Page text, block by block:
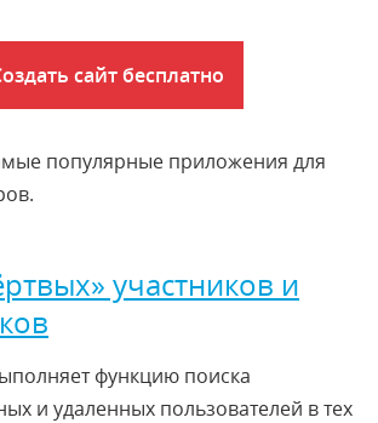
сайт бесплатно
популярные приложения для
участников и
функцию поиска
и удаленных пользователей в тех